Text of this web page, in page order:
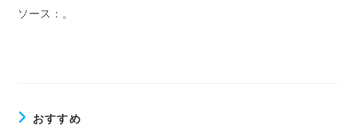
ソース：。
おすすめ